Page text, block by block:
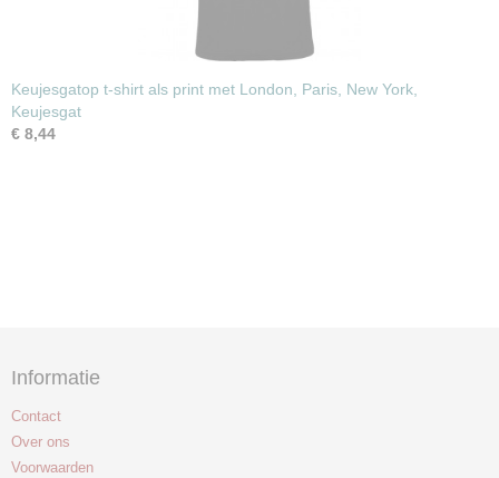
Keujesgatop t-shirt als print met London, Paris, New York,
Keujesgat
€ 8,44
Informatie
Contact
Over ons
Voorwaarden